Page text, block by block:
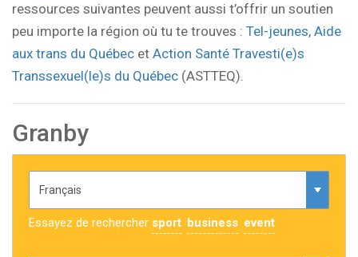
ressources suivantes peuvent aussi t’offrir un soutien
peu importe la région où tu te trouves : Tel-jeunes, Aide
aux trans du Québec et Action Santé Travesti(e)s
Transsexuel(le)s du Québec (ASTTEQ).
Granby
Essayez de rechercher sport business event